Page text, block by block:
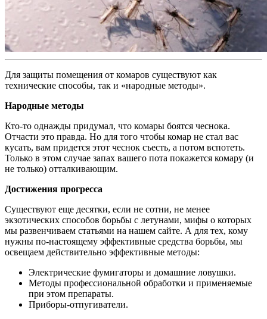
Для защиты помещения от комаров существуют как
технические способы, так и «народные методы».
Народные методы
Кто-то однажды придумал, что комары боятся чеснока.
Отчасти это правда. Но для того чтобы комар не стал вас
кусать, вам придется этот чеснок съесть, а потом вспотеть.
Только в этом случае запах вашего пота покажется комару (и
не только) отталкивающим.
Достижения прогресса
Существуют еще десятки, если не сотни, не менее
экзотических способов борьбы с летунами, мифы о которых
мы развенчиваем статьями на нашем сайте. А для тех, кому
нужны по-настоящему эффективные средства борьбы, мы
освещаем действительно эффективные методы:
Электрические фумигаторы и домашние ловушки.
Методы профессиональной обработки и применяемые
при этом препараты.
Приборы-отпугиватели.